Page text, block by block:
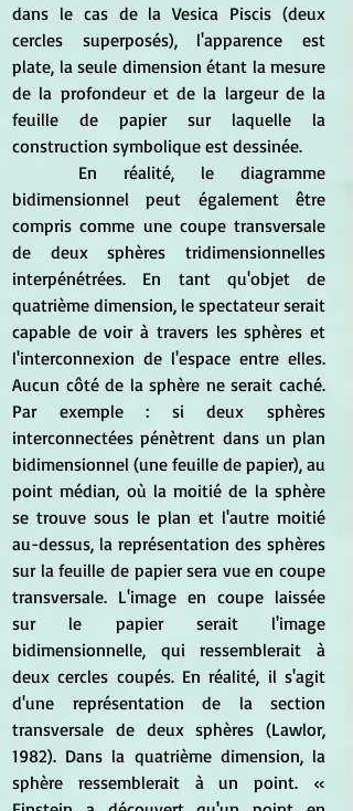
dans le cas de la Vesica Piscis (deux
cercles superposés), l'apparence est
plate, la seule dimension étant la mesure
de la profondeur et de la largeur de la
feuille de papier sur laquelle la
construction symbolique est dessinée.
bidimensionnel peut également être
compris comme une coupe transversale
de deux sphères tridimensionnelles
interpénétrées. En tant qu'objet de
quatrième dimension, le spectateur serait
capable de voir à travers les sphères et
l'interconnexion de l'espace entre elles.
Aucun côté de la sphère ne serait caché.
Par exemple : si deux sphères
interconnectées pénètrent dans un plan
bidimensionnel (une feuille de papier), au
point médian, où la moitié de la sphère
se trouve sous le plan et l'autre moitié
au-dessus, la représentation des sphères
sur la feuille de papier sera vue en coupe
transversale. L'image en coupe laissée
sur le papier serait l'image
bidimensionnelle, qui ressemblerait à
deux cercles coupés. En réalité, il s'agit
d'une représentation de la section
transversale de deux sphères (Lawlor,
1982). Dans la quatrième dimension, la
sphère ressemblerait à un point. «